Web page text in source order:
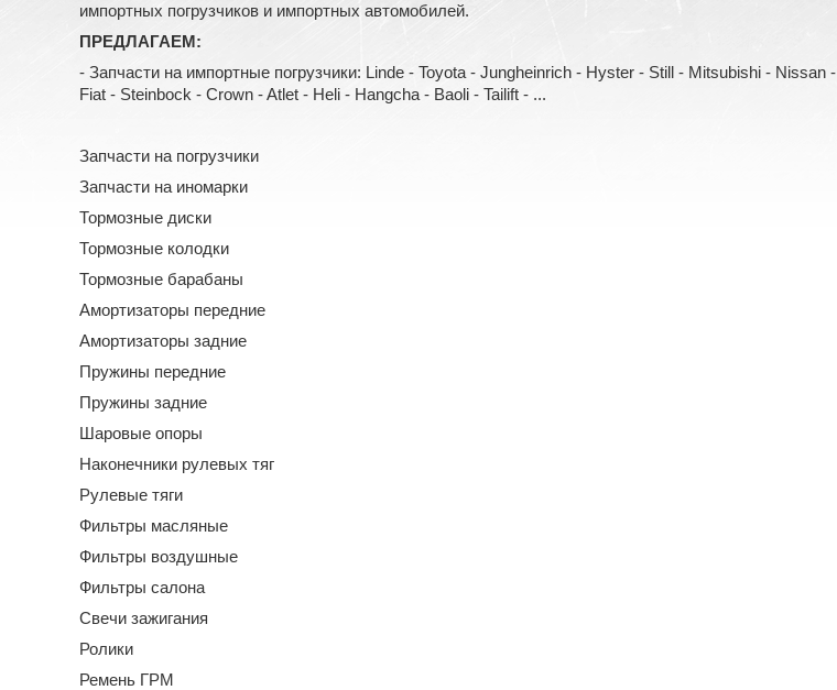
импортных погрузчиков и импортных автомобилей.
ПРЕДЛАГАЕМ:
- Запчасти на импортные погрузчики: Linde - Toyota - Jungheinrich - Hyster - Still - Mitsubishi -
Fiat - Steinbock - Crown - Atlet - Heli - Hangcha - Baoli - Tailift - ...
Запчасти на погрузчики
Запчасти на иномарки
Тормозные диски
Тормозные колодки
Тормозные барабаны
Амортизаторы передние
Амортизаторы задние
Пружины передние
Пружины задние
Шаровые опоры
Наконечники рулевых тяг
Рулевые тяги
Фильтры масляные
Фильтры воздушные
Фильтры салона
Свечи зажигания
Ролики
Ремень ГРМ